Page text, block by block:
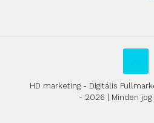
HD marketing - Digitális
- 2026 | Minden